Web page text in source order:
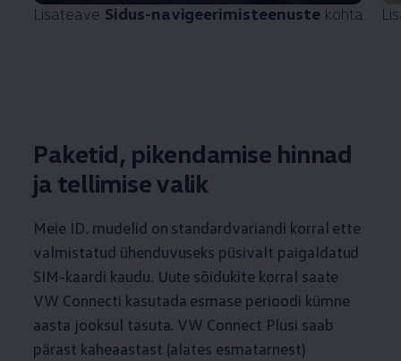
Lisateave Sidus-navigeerimisteenuste kohta
Paketid, pikendamise hinnad
ja tellimise valik
Meie ID. mudelid on standardvariandi korral ette
valmistatud ühenduvuseks püsivalt paigaldatud
SIM-kaardi kaudu. Uute sõidukite korral saate
VW Connecti kasutada esmase perioodi kümne
aasta jooksul tasuta. VW Connect Plusi saab
pärast kaheaastast (alates esmatarnest)